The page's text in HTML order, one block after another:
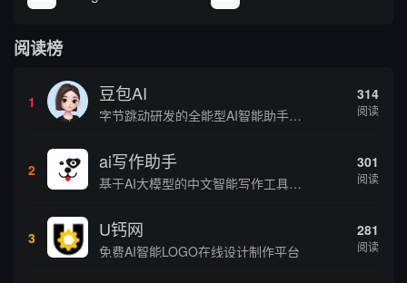
阅读榜
1 豆包AI
字节跳动研发的全能型AI智能助手，提供智能对话、知识问答、内容创作、学习办公等一站式AI服务
314
阅读
2 ai写作助手
基于AI大模型的中文智能写作工具，面向学生、自媒体、职场人士提供一站式文本创作服务 核心定位 AI写作助手是依托人工智能技术打造的创作辅助平台，专注中文文本生成与优化，帮助用户快速完成各类文案、文章、论文等内容创作，提升写作效率 核心功能 ...
301
阅读
3 U钙网
免费AI智能LOGO在线设计制作平台
281
阅读